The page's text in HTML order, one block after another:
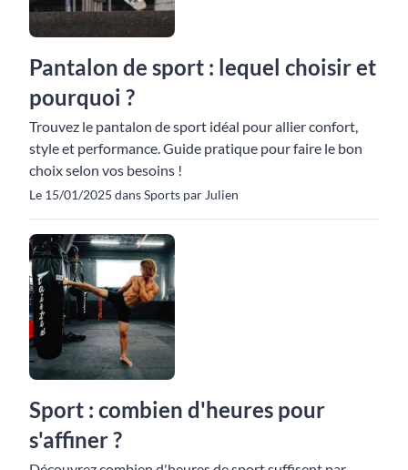
Pantalon de sport : lequel choisir et
pourquoi ?
Trouvez le pantalon de sport idéal pour allier confort,
style et performance. Guide pratique pour faire le bon
choix selon vos besoins !
Le 15/01/2025 dans Sports par Julien
Sport : combien d'heures pour
s'affiner ?